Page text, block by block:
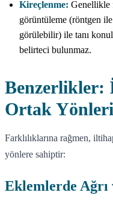
Kireçlenme: Genellikle
görüntüleme (röntgen ile
görülebilir) ile tanı
belirteci bulunmaz.
Benzerlikler:
Ortak Yönleri
Farklılıklarına rağmen,
yönlere sahiptir:
Eklemlerde Ağrı